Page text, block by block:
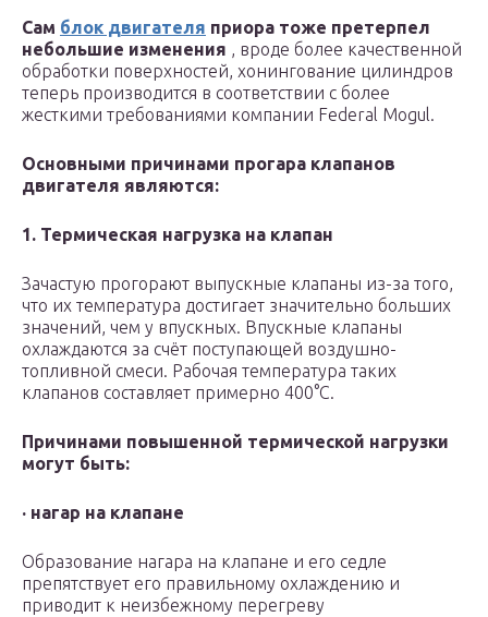
Сам блок двигателя приора тоже претерпел
небольшие изменения , вроде более качественной
обработки поверхностей, хонингование цилиндров
теперь производится в соответствии с более
жесткими требованиями компании Federal Mogul.
Основными причинами прогара клапанов
двигателя являются:
1. Термическая нагрузка на клапан
Зачастую прогорают выпускные клапаны из-за того,
что их температура достигает значительно больших
значений, чем у впускных. Впускные клапаны
охлаждаются за счёт поступающей воздушно-
топливной смеси. Рабочая температура таких
клапанов составляет примерно 400°С.
Причинами повышенной термической нагрузки
могут быть:
· нагар на клапане
Образование нагара на клапане и его седле
препятствует его правильному охлаждению и
приводит к неизбежному перегреву